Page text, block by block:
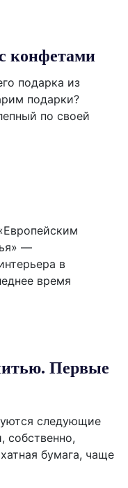
конфетами
подарка из
подарки?
по своей
—
в
время
Первые
следующие
собственно,
бумага, чаще